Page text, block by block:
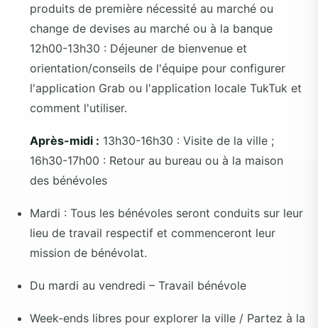
produits de première nécessité au marché ou
change de devises au marché ou à la banque
12h00-13h30 : Déjeuner de bienvenue et
orientation/conseils de l'équipe pour configurer
l'application Grab ou l'application locale TukTuk et
comment l'utiliser.
Après-midi : 13h30-16h30 : Visite de la ville ;
16h30-17h00 : Retour au bureau ou à la maison
des bénévoles
Mardi : Tous les bénévoles seront conduits sur leur
lieu de travail respectif et commenceront leur
mission de bénévolat.
Du mardi au vendredi – Travail bénévole
Week-ends libres pour explorer la ville / Partez à la